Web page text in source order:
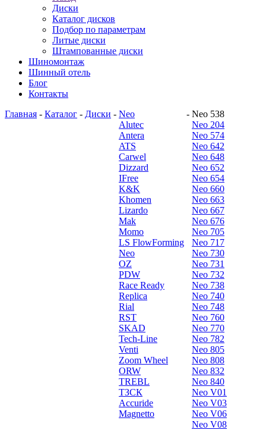
Диски
Каталог дисков
Подбор по параметрам
Литые диски
Штампованные диски
Шиномонтаж
Шинный отель
Блог
Контакты
Главная - Каталог - Диски - Neo
Alutec
Antera
ATS
Carwel
Dizzard
IFree
K&K
Khomen
Lizardo
Mak
Momo
LS FlowForming
Neo
OZ
PDW
Race Ready
Replica
Rial
RST
SKAD
Tech-Line
Venti
Zoom Wheel
ORW
TREBL
ТЗСК
Accuride
Magnetto
- Neo 538
Neo 204
Neo 574
Neo 642
Neo 648
Neo 652
Neo 654
Neo 660
Neo 663
Neo 667
Neo 676
Neo 705
Neo 717
Neo 730
Neo 731
Neo 732
Neo 738
Neo 740
Neo 748
Neo 760
Neo 770
Neo 782
Neo 805
Neo 808
Neo 832
Neo 840
Neo V01
Neo V03
Neo V06
Neo V08